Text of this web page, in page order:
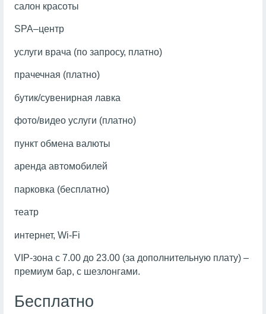
салон красоты
SPA–центр
услуги врача (по запросу, платно)
прачечная (платно)
бутик/сувенирная лавка
фото/видео услуги (платно)
пункт обмена валюты
аренда автомобилей
парковка (бесплатно)
театр
интернет, Wi-Fi
VIP-зона с 7.00 до 23.00 (за дополнительную плату) –
премиум бар, с шезлонгами.
Бесплатно